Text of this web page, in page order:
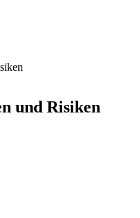
und Risiken